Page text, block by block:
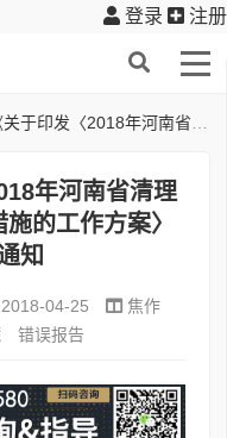
登录 注册
南省清理现行排除限制竞争政策措施的工作方案〉的通知》的通知
年河南省清理
的工作方案〉
知
2018-04-25
焦作
错误报告